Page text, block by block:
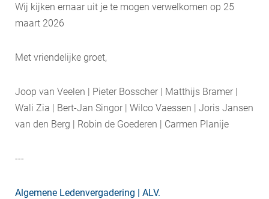
Wij kijken ernaar uit je te mogen verwelkomen op 25
maart 2026
Met vriendelijke groet,
Joop van Veelen | Pieter Bosscher | Matthijs Bramer |
Wali Zia | Bert-Jan Singor | Wilco Vaessen | Joris Jansen
van den Berg | Robin de Goederen | Carmen Planije
---
Algemene Ledenvergadering | ALV.